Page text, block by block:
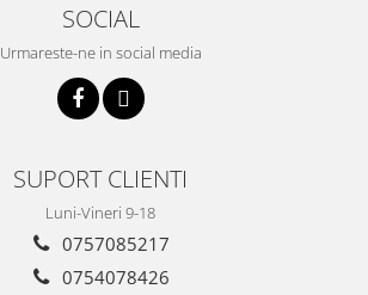
SOCIAL
Urmareste-ne in social media
SUPORT CLIENTI
Luni-Vineri 9-18
0757085217
0754078426